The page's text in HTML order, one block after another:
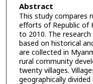
Abstract
This study compares
efforts of Republic of
to 2010. The
based on historical
are collected in
rural community
twenty villages.
geographically